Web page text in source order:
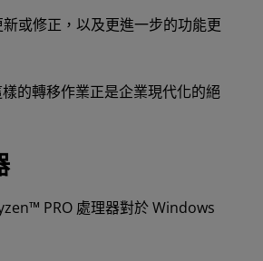
或修正，以及更進一步的功能更
的轉移作業正是企業現代化的絕
PRO 處理器對於 Windows